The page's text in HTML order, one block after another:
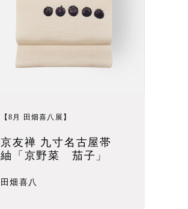
【8月 田畑喜八展】
京友禅 九寸名古屋帯
紬「京野菜 茄子」
田畑喜八